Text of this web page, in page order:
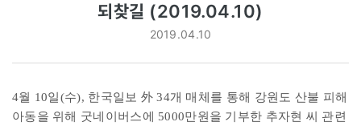
되찾길 (2019.04.10)
2019.04.10
4월 10일(수), 한국일보 外 34개 매체를 통해 강원도 산불 피해
아동을 위해 굿네이버스에 5000만원을 기부한 추자현 씨 관련